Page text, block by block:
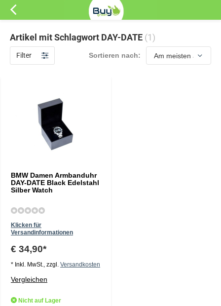
Artikel mit Schlagwort DAY-DATE (1)
Filter Sortieren nach:
BMW Damen Armbanduhr
DAY-DATE Black Edelstahl
Silber Watch
Klicken für
Versandinformationen
€ 34,90*
* Inkl. MwSt., zzgl. Versandkosten
Vergleichen
Nicht auf Lager